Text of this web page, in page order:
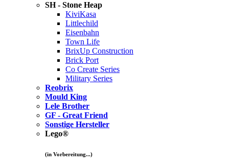
SH - Stone Heap
KiviKasa
Littlechild
Eisenbahn
Town Life
BrixUp Construction
Brick Port
Co Create Series
Military Series
Reobrix
Mould King
Lele Brother
GF - Great Friend
Sonstige Hersteller
Lego®
(in Vorbereitung...)